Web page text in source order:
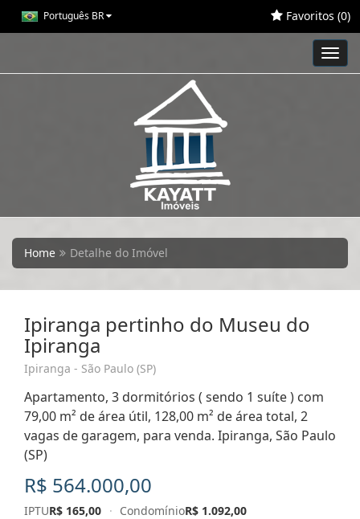
Português BR Favoritos (0)
Home Detalhe do Imóvel
Ipiranga pertinho do Museu do
Ipiranga
Ipiranga - São Paulo (SP)
Apartamento, 3 dormitórios ( sendo 1 suíte ) com
79,00 m² de área útil, 128,00 m² de área total, 2
vagas de garagem, para venda. Ipiranga, São Paulo
(SP)
R$ 564.000,00
IPTUR$ 165,00 · CondomínioR$ 1.092,00